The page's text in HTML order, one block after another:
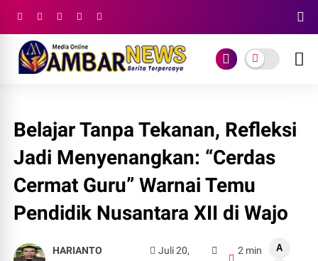
Belajar Tanpa Tekanan, Refleksi
Jadi Menyenangkan: “Cerdas
Cermat Guru” Warnai Temu
Pendidik Nusantara XII di Wajo
HARIANTO
Juli 20,
2 min
A